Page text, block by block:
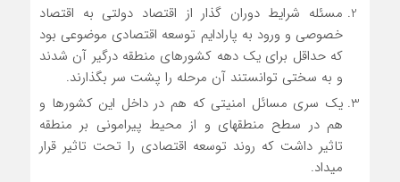
مسئله شرایط دوران گذار از اقتصاد دولتی به اقتصاد
خصوصی و ورود به پارادایم توسعه اقتصادی موضوعی بود
که حداقل برای یک دهه کشورهای منطقه درگیر آن شدند
و به سختی توانستند آن مرحله را پشت سر بگذارند.
یک سری مسائل امنیتی که هم در داخل این کشورها و
هم در سطح منطقه­ای و از محیط پیرامونی بر منطقه
تاثیر داشت که روند توسعه اقتصادی را تحت تاثیر قرار
می­داد.